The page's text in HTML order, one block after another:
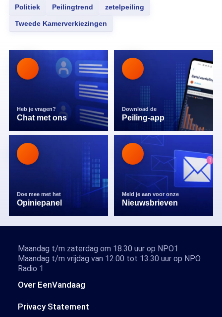
Politiek
Peilingtrend zetelpeiling
Tweede Kamerverkiezingen
Heb je vragen?
Chat met ons
Download de
Peiling-app
Doe mee met het
Opiniepanel
Meld je aan voor onze
Nieuwsbrieven
Over EenVandaag
Privacy Statement
Maandag t/m zaterdag om 18.30 uur op NPO1
Maandag t/m vrijdag van 12.00 tot 13.30 uur op NPO
Radio 1